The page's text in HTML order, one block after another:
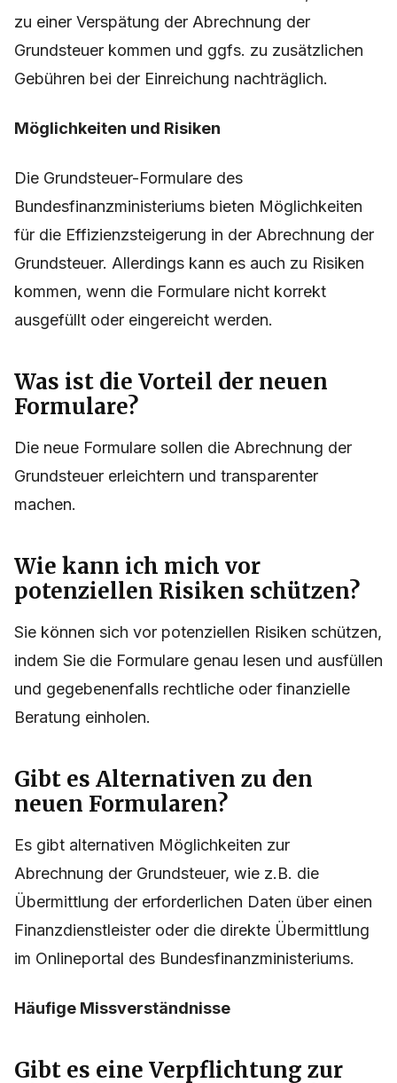
zu einer Verspätung der Abrechnung der
Grundsteuer kommen und ggfs. zu zusätzlichen
Gebühren bei der Einreichung nachträglich.
Möglichkeiten und Risiken
Die Grundsteuer-Formulare des
Bundesfinanzministeriums bieten Möglichkeiten
für die Effizienzsteigerung in der Abrechnung der
Grundsteuer. Allerdings kann es auch zu Risiken
kommen, wenn die Formulare nicht korrekt
ausgefüllt oder eingereicht werden.
Was ist die Vorteil der neuen
Formulare?
Die neue Formulare sollen die Abrechnung der
Grundsteuer erleichtern und transparenter
machen.
Wie kann ich mich vor
potenziellen Risiken schützen?
Sie können sich vor potenziellen Risiken schützen,
indem Sie die Formulare genau lesen und ausfüllen
und gegebenenfalls rechtliche oder finanzielle
Beratung einholen.
Gibt es Alternativen zu den
neuen Formularen?
Es gibt alternativen Möglichkeiten zur
Abrechnung der Grundsteuer, wie z.B. die
Übermittlung der erforderlichen Daten über einen
Finanzdienstleister oder die direkte Übermittlung
im Onlineportal des Bundesfinanzministeriums.
Häufige Missverständnisse
Gibt es eine Verpflichtung zur